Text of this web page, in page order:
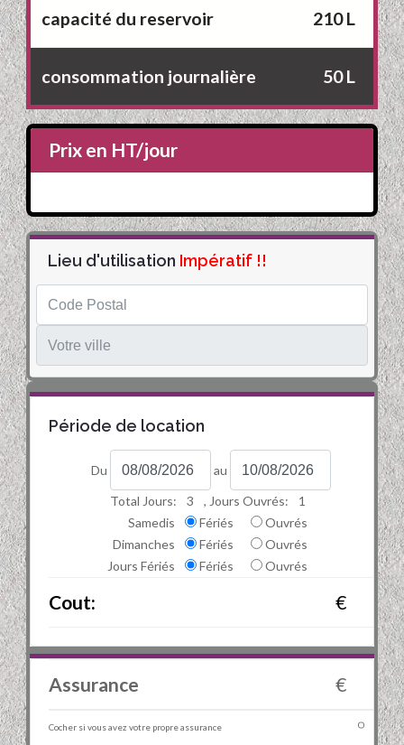
capacité du reservoir 210 L
consommation journalière 50 L
Prix en HT/jour
Lieu d'utilisation Impératif !!
Période de location
Du au
Total Jours: 3 , Jours Ouvrés:
1
Samedis
Fériés
Ouvrés
Dimanches
Fériés
Ouvrés
Jours Fériés
Fériés Ouvrés
Cout: €
Assurance €
Cocher si vous avez votre propre assurance